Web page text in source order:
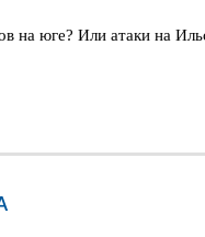
на юге? Или атаки на